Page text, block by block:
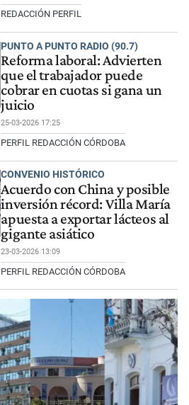
REDACCIÓN PERFIL
PUNTO A PUNTO RADIO (90.7)
Reforma laboral: Advierten
que el trabajador puede
cobrar en cuotas si gana un
juicio
25-03-2026 17:25
PERFIL REDACCIÓN CÓRDOBA
CONVENIO HISTÓRICO
Acuerdo con China y posible
inversión récord: Villa María
apuesta a exportar lácteos al
gigante asiático
23-03-2026 13:09
PERFIL REDACCIÓN CÓRDOBA